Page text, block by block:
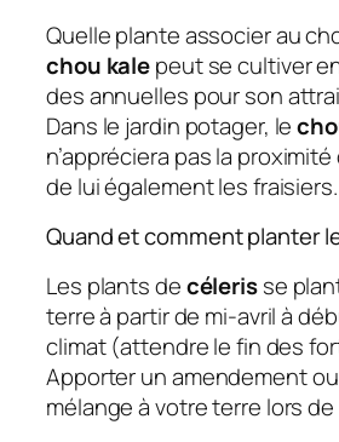
Quelle plante associer au
chou kalepeut se cultiver
des annuelles pour son
Dans le jardin potager, le
n’appréciera pas la proximité
de lui également les fraisiers.
Quand et comment planter
Les plants decélerisse
terre à partir de mi-avril à
climat (attendre le fin des
Apporter un amendement
mélange à votre terre lors de